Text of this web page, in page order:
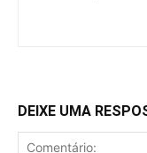
DEIXE UMA